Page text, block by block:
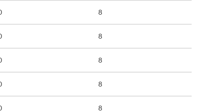
8
8
8
8
8